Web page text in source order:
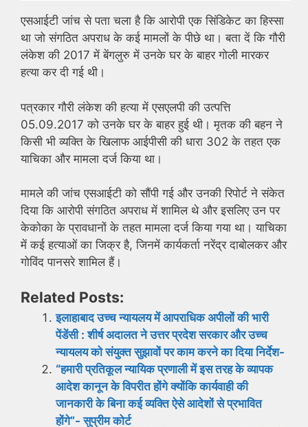
एसआईटी जांच से पता चला है कि आरोपी एक सिंडिकेट का हिस्सा
था जो संगठित अपराध के कई मामलों के पीछे था। बता दें कि गौरी
लंकेश की 2017 में बेंगलुरु में उनके घर के बाहर गोली मारकर
हत्या कर दी गई थी।
पत्रकार गौरी लंकेश की हत्या में एसएलपी की उत्पत्ति
05.09.2017 को उनके घर के बाहर हुई थी। मृतक की बहन ने
किसी भी व्यक्ति के खिलाफ आईपीसी की धारा 302 के तहत एक
याचिका और मामला दर्ज किया था।
मामले की जांच एसआईटी को सौंपी गई और उनकी रिपोर्ट ने संकेत
दिया कि आरोपी संगठित अपराध में शामिल थे और इसलिए उन पर
केकोका के प्रावधानों के तहत मामला दर्ज किया गया था। याचिका
में कई हत्याओं का जिक्र है, जिनमें कार्यकर्ता नरेंद्र दाबोलकर और
गोविंद पानसरे शामिल हैं।
Related Posts:
इलाहाबाद उच्च न्यायलय में आपराधिक अपीलों की भारी
पेंडेंसी : शीर्ष अदालत ने उत्तर प्रदेश सरकार और उच्च
न्यायलय को संयुक्त सुझावों पर काम करने का दिया निर्देश-
“हमारी प्रतिकूल न्यायिक प्रणाली में इस तरह के व्यापक
आदेश कानून के विपरीत होंगे क्योंकि कार्यवाही की
जानकारी के बिना कई व्यक्ति ऐसे आदेशों से प्रभावित
होंगे”- सुप्रीम कोर्ट